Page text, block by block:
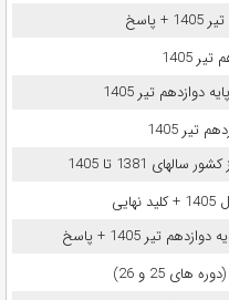
1405
1381 تا 1405
تیر 1405 + پاسخ